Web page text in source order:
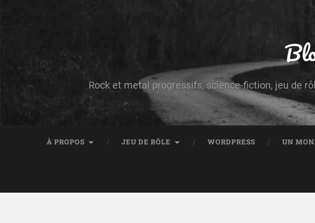
Rock et metal progressifs, science-fiction, jeu de
À PROPOS JEU DE RÔLE WORDPRESS UN